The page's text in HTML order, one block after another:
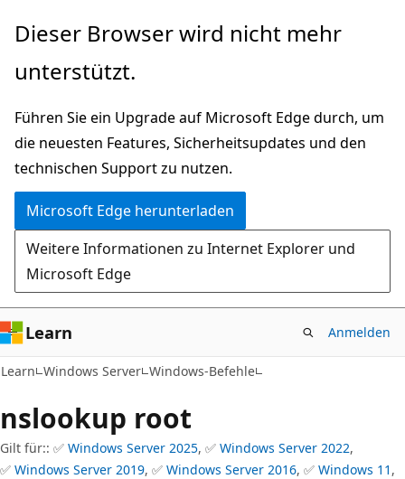
Zu
wechseln
Dieser Browser wird nicht mehr
unterstützt.
Führen Sie ein Upgrade auf Microsoft Edge durch, um
die neuesten Features, Sicherheitsupdates und den
technischen Support zu nutzen.
Microsoft Edge herunterladen
Weitere Informationen zu Internet Explorer und
Microsoft Edge
Learn Anmelden
Learn Windows Server Windows-Befehle
nslookup root
Gilt für:: ✅ Windows Server 2025, ✅ Windows Server 2022,
✅ Windows Server 2019, ✅ Windows Server 2016, ✅ Windows 11 ,